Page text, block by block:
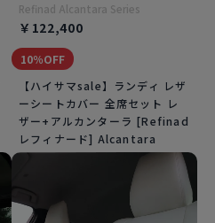
Refinad Alcantara Series
￥122,400
10％OFF
【ハイサマsale】ランディ レザ
ーシートカバー 全席セット レ
ザー+アルカンターラ [Refinad
レフィナード] Alcantara